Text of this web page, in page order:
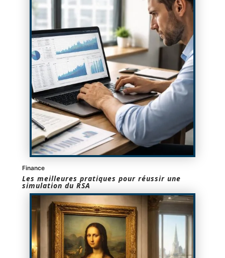
Finance
Les meilleures pratiques pour réussir une
simulation du RSA